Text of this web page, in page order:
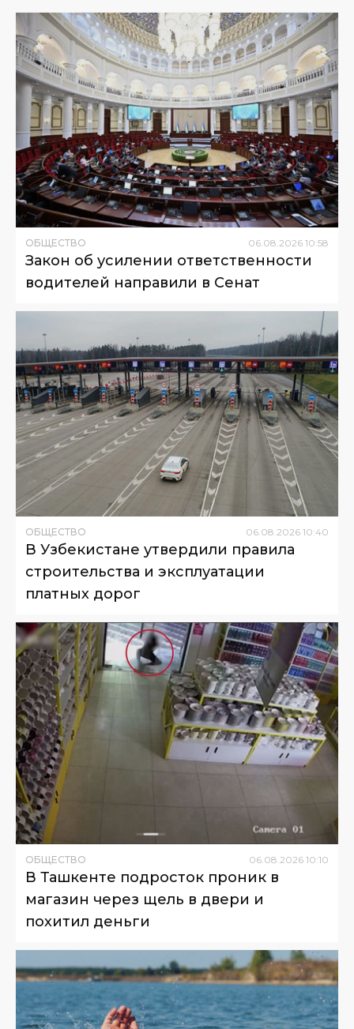
ОБЩЕСТВО 06.08.2026 10:58
Закон об усилении ответственности
водителей направили в Сенат
ОБЩЕСТВО 06.08.2026 10:40
В Узбекистане утвердили правила
строительства и эксплуатации
платных дорог
ОБЩЕСТВО 06 08 2026 10:10
В Ташкенте подросток проник в
магазин через щель в двери и
похитил деньги